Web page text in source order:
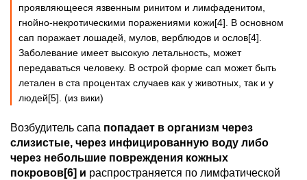
проявляющееся язвенным ринитом и лимфаденитом,
гнойно-некротическими поражениями кожи[4]. В основном
сап поражает лошадей, мулов, верблюдов и ослов[4].
Заболевание имеет высокую летальность, может
передаваться человеку. В острой форме сап может быть
летален в ста процентах случаев как у животных, так и у
людей[5]. (из вики)
Возбудитель сапа попадает в организм через
слизистые, через инфицированную воду либо
через небольшие повреждения кожных
покровов[6] и распространяется по лимфатической